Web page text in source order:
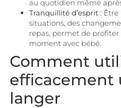
au quotidien même
Tranquillité d’esprit :
situations, des
repas, permet de
moment avec bébé.
Comment
efficacement
langer